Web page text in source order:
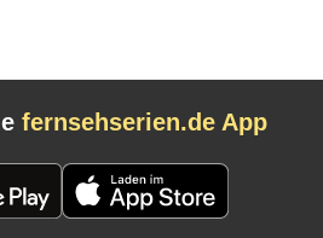
fernsehserien.de App